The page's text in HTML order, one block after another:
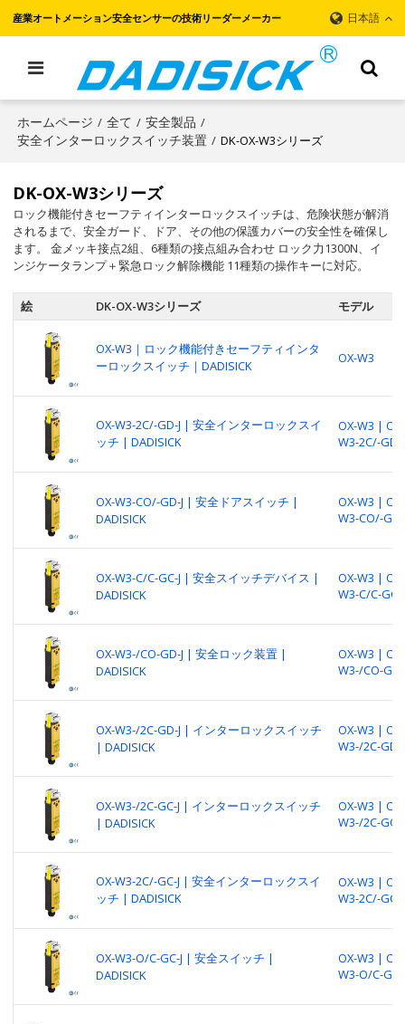
産業オートメーション安全センサーの技術リーダーメーカー 日本語
ホームページ / 全て / 安全製品 /
安全インターロックスイッチ装置 / DK-OX-W3シリーズ
DK-OX-W3シリーズ
ロック機能付きセーフティインターロックスイッチは、危険状態が解消
されるまで、安全ガード、ドア、その他の保護カバーの安全性を確保し
ます。 金メッキ接点2組、6種類の接点組み合わせ ロック力1300N、イ
ンジケータランプ＋緊急ロック解除機能 11種類の操作キーに対応。
絵 DK-OX-W3シリーズ モデル
OX-W3｜ロック機能付きセーフティインタ
ーロックスイッチ｜DADISICK
OX-W3
OX-W3-2C/-GD-J | 安全インターロックスイ
ッチ | DADISICK
OX-W3 | OX-
W3-2C/-GD-J
OX-W3-CO/-GD-J | 安全ドアスイッチ |
DADISICK
OX-W3 | OX-
W3-CO/-GD-
OX-W3-C/C-GC-J | 安全スイッチデバイス |
DADISICK
OX-W3 | OX-
W3-C/C-GC-J
OX-W3-/CO-GD-J | 安全ロック装置 |
DADISICK
OX-W3 | OX-
W3-/CO-GD-
OX-W3-/2C-GD-J | インターロックスイッチ
| DADISICK
OX-W3 | OX-
W3-/2C-GD-J
OX-W3-/2C-GC-J | インターロックスイッチ
| DADISICK
OX-W3 | OX-
W3-/2C-GC-J
OX-W3-2C/-GC-J | 安全インターロックスイ
ッチ | DADISICK
OX-W3 | OX-
W3-2C/-GC-J
OX-W3-O/C-GC-J | 安全スイッチ |
DADISICK
OX-W3 | OX-
W3-O/C-GC-J